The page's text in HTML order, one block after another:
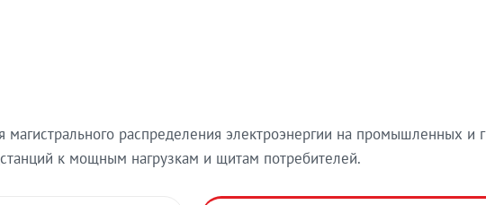
распределения электроэнергии на промышленных и
к мощным нагрузкам и щитам потребителей.